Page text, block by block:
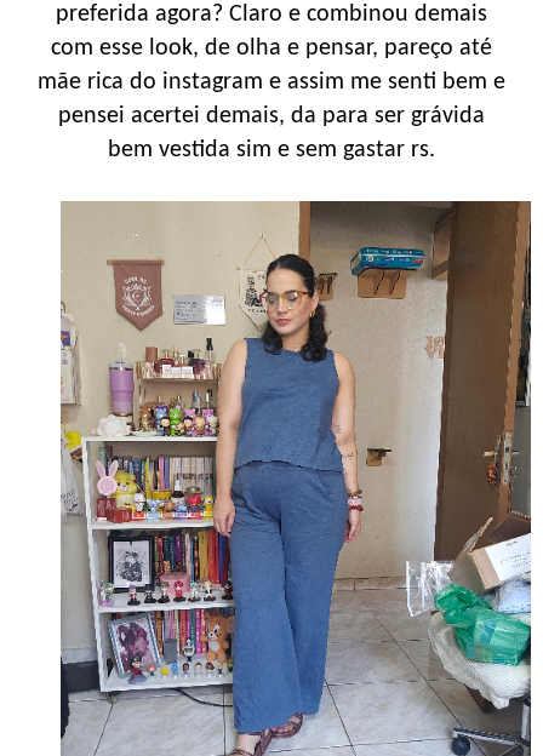
preferida agora? Claro e combinou demais
com esse look, de olha e pensar, pareço até
mãe rica do instagram e assim me senti bem e
pensei acertei demais, da para ser grávida
bem vestida sim e sem gastar rs.